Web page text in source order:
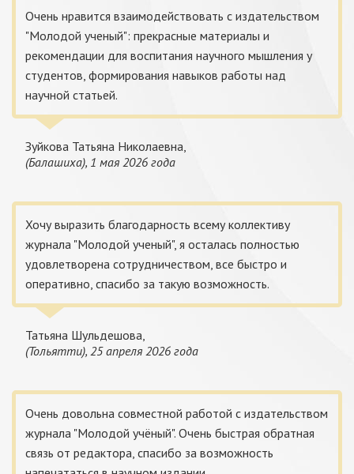
Очень нравится взаимодействовать с издательством
"Молодой ученый": прекрасные материалы и
рекомендации для воспитания научного мышления у
студентов, формирования навыков работы над
научной статьей.
Зуйкова Татьяна Николаевна,
(Балашиха), 1 мая 2026 года
Хочу выразить благодарность всему коллективу
журнала "Молодой ученый", я осталась полностью
удовлетворена сотрудничеством, все быстро и
оперативно, спасибо за такую возможность.
Татьяна Шульдешова,
(Тольятти), 25 апреля 2026 года
Очень довольна совместной работой с издательством
журнала "Молодой учёный". Очень быстрая обратная
связь от редактора, спасибо за возможность